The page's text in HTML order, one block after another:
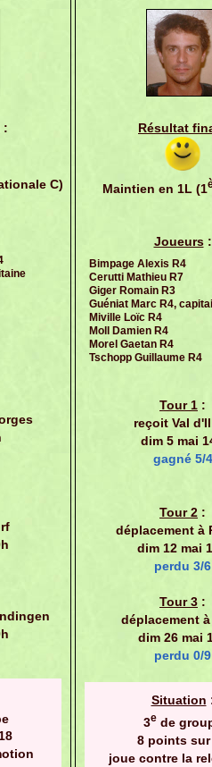
:
C)
Résultat
Maintien en 1L (1
Joueurs:
Bimpage Alexis R4
Cerutti Mathieu R7
Giger Romain R3
Guéniat Marc R4,
Miville Loïc R4
Moll Damien R4
Morel Gaetan R4
Tschopp Guillaume R4
Tour 1 :
reçoit Val
dim 5 mai
gagné 5/4
Tour 2 :
déplacement à
dim 12 mai
perdu 3/6
Tour 3 :
déplacement
dim 26 mai
perdu 0/9
Situation
3ede
8 points sur
joue contre la